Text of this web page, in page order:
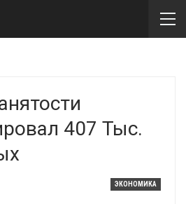
407 Тыс.
ЭКОНОМИКА